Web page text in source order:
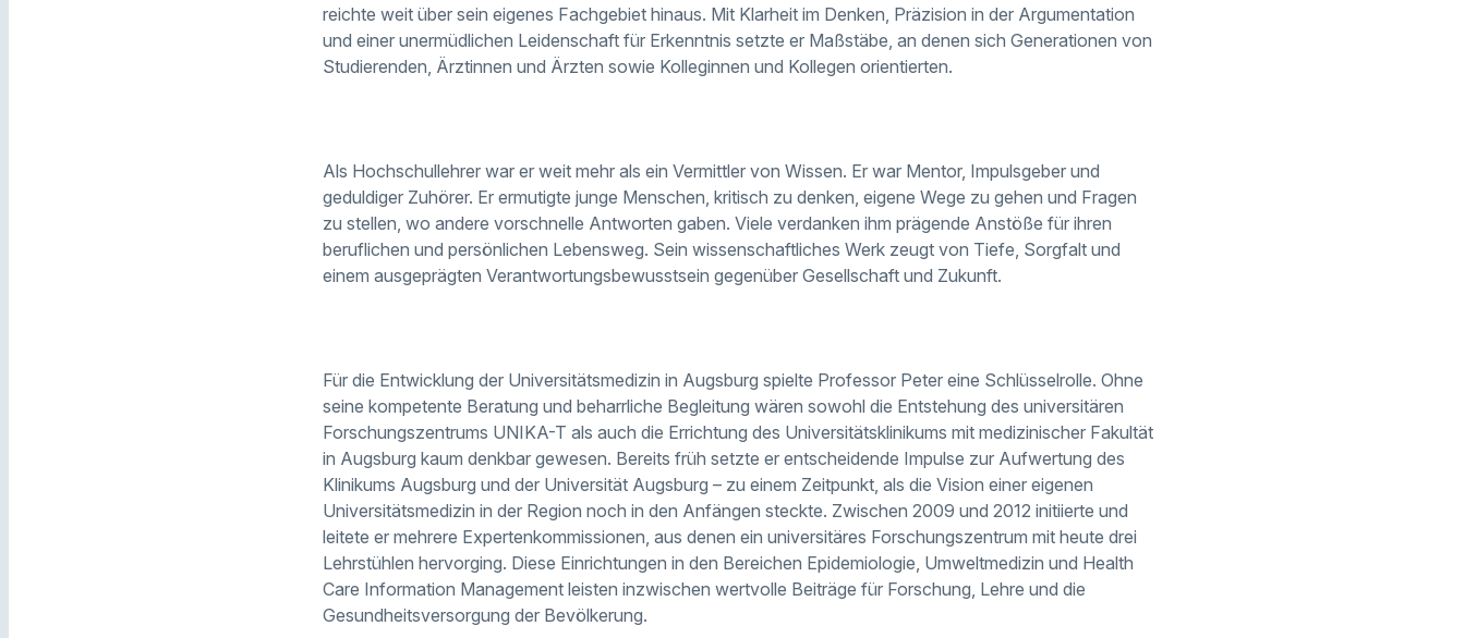
reichte weit über sein eigenes Fachgebiet hinaus. Mit Klarheit im Denken, Präzision in der Argumentation
und einer unermüdlichen Leidenschaft für Erkenntnis setzte er Maßstäbe, an denen sich Generationen von
Studierenden, Ärztinnen und Ärzten sowie Kolleginnen und Kollegen orientierten.
Als Hochschullehrer war er weit mehr als ein Vermittler von Wissen. Er war Mentor, Impulsgeber und
geduldiger Zuhörer. Er ermutigte junge Menschen, kritisch zu denken, eigene Wege zu gehen und Fragen
zu stellen, wo andere vorschnelle Antworten gaben. Viele verdanken ihm prägende Anstöße für ihren
beruflichen und persönlichen Lebensweg. Sein wissenschaftliches Werk zeugt von Tiefe, Sorgfalt und
einem ausgeprägten Verantwortungsbewusstsein gegenüber Gesellschaft und Zukunft.
Für die Entwicklung der Universitätsmedizin in Augsburg spielte Professor Peter eine Schlüsselrolle. Ohne
seine kompetente Beratung und beharrliche Begleitung wären sowohl die Entstehung des universitären
Forschungszentrums UNIKA-T als auch die Errichtung des Universitätsklinikums mit medizinischer Fakultät
in Augsburg kaum denkbar gewesen. Bereits früh setzte er entscheidende Impulse zur Aufwertung des
Klinikums Augsburg und der Universität Augsburg – zu einem Zeitpunkt, als die Vision einer eigenen
Universitätsmedizin in der Region noch in den Anfängen steckte. Zwischen 2009 und 2012 initiierte und
leitete er mehrere Expertenkommissionen, aus denen ein universitäres Forschungszentrum mit heute drei
Lehrstühlen hervorging. Diese Einrichtungen in den Bereichen Epidemiologie, Umweltmedizin und Health
Care Information Management leisten inzwischen wertvolle Beiträge für Forschung, Lehre und die
Gesundheitsversorgung der Bevölkerung.